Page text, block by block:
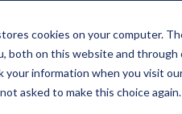
cookies on your computer.
both on this website and through
your information when you visit
asked to make this choice again.